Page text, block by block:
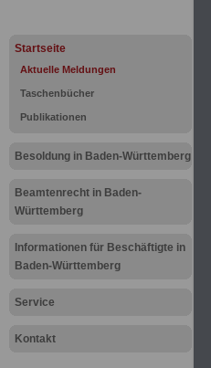
Startseite
Aktuelle Meldungen
Taschenbücher
Publikationen
Besoldung in Baden-Württemberg
Beamtenrecht in Baden-
Württemberg
Informationen für Beschäftigte in
Baden-Württemberg
Service
Kontakt